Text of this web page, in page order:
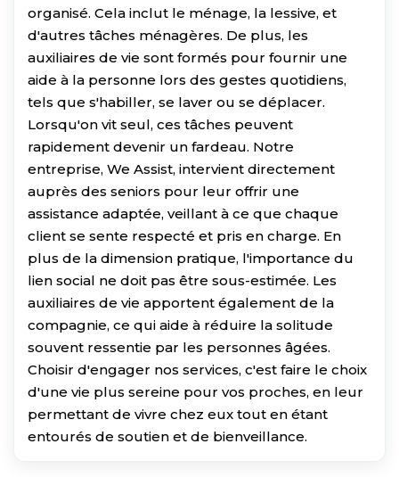
organisé. Cela inclut le ménage, la lessive, et
d'autres tâches ménagères. De plus, les
auxiliaires de vie sont formés pour fournir une
aide à la personne lors des gestes quotidiens,
tels que s'habiller, se laver ou se déplacer.
Lorsqu'on vit seul, ces tâches peuvent
rapidement devenir un fardeau. Notre
entreprise, We Assist, intervient directement
auprès des seniors pour leur offrir une
assistance adaptée, veillant à ce que chaque
client se sente respecté et pris en charge. En
plus de la dimension pratique, l'importance du
lien social ne doit pas être sous-estimée. Les
auxiliaires de vie apportent également de la
compagnie, ce qui aide à réduire la solitude
souvent ressentie par les personnes âgées.
Choisir d'engager nos services, c'est faire le choix
d'une vie plus sereine pour vos proches, en leur
permettant de vivre chez eux tout en étant
entourés de soutien et de bienveillance.